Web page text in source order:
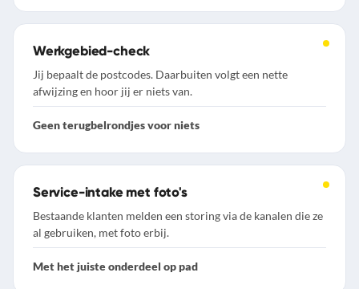
Werkgebied-check
Jij bepaalt de postcodes. Daarbuiten volgt een nette
afwijzing en hoor jij er niets van.
Geen terugbelrondjes voor niets
Service-intake met foto's
Bestaande klanten melden een storing via de kanalen die ze
al gebruiken, met foto erbij.
Met het juiste onderdeel op pad